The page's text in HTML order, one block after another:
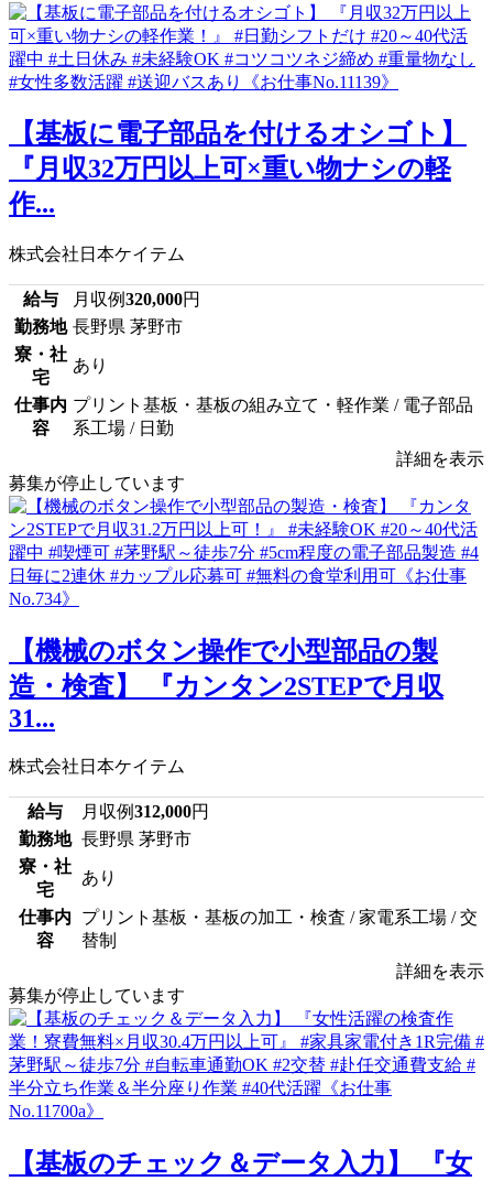
【基板に電子部品を付けるオシゴト】
『月収32万円以上可×重い物ナシの軽
作...
株式会社日本ケイテム
給与 月収例320,000円
勤務地 長野県 茅野市
寮・社
宅
あり
仕事内
容
プリント基板・基板の組み立て・軽作業 / 電子部品
系工場 / 日勤
詳細を表示
募集が停止しています
【機械のボタン操作で小型部品の製
造・検査】 『カンタン2STEPで月収
31...
株式会社日本ケイテム
給与 月収例312,000円
勤務地 長野県 茅野市
寮・社
宅
あり
仕事内
容
プリント基板・基板の加工・検査 / 家電系工場 / 交
替制
詳細を表示
募集が停止しています
【基板のチェック＆データ入力】 『女